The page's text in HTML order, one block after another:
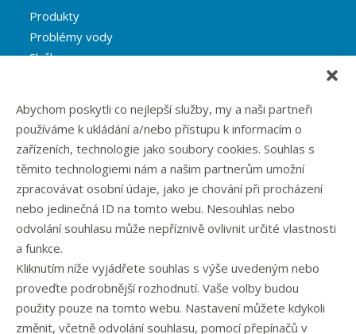
Abychom poskytli co nejlepší služby, my a naši partneři
používáme k ukládání a/nebo přístupu k informacím o
zařízeních, technologie jako soubory cookies. Souhlas s
těmito technologiemi nám a našim partnerům umožní
zpracovávat osobní údaje, jako je chování při procházení
nebo jedinečná ID na tomto webu. Nesouhlas nebo
odvolání souhlasu může nepříznivě ovlivnit určité vlastnosti
a funkce.
Kliknutím níže vyjádřete souhlas s výše uvedeným nebo
proveďte podrobnější rozhodnutí. Vaše volby budou
použity pouze na tomto webu. Nastavení můžete kdykoli
změnit, včetně odvolání souhlasu, pomocí přepínačů v
Produkty
Problémy vody
Služby
Eshop
Kontakt
Rubriky článků
Články
Podcast
Případové studie
Realizované zakázky
Slovník